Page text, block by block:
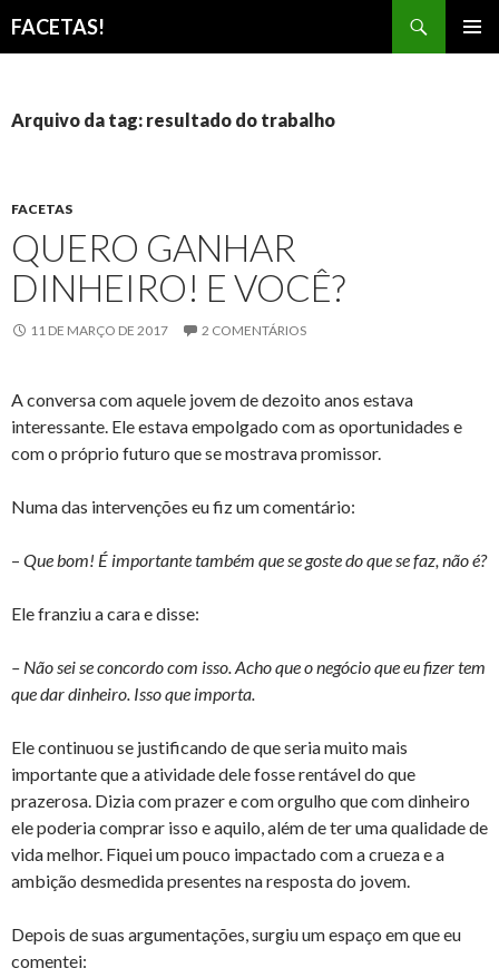
FACETAS!
CONTEÚDO
Arquivo da tag: resultado do trabalho
FACETAS
QUERO GANHAR
DINHEIRO! E VOCÊ?
11 DE MARÇO DE 2017 2 COMENTÁRIOS
A conversa com aquele jovem de dezoito anos estava
interessante. Ele estava empolgado com as oportunidades e
com o próprio futuro que se mostrava promissor.
Numa das intervenções eu fiz um comentário:
– Que bom! É importante também que se goste do que se faz, não é?
Ele franziu a cara e disse:
– Não sei se concordo com isso. Acho que o negócio que eu fizer tem
que dar dinheiro. Isso que importa.
Ele continuou se justificando de que seria muito mais
importante que a atividade dele fosse rentável do que
prazerosa. Dizia com prazer e com orgulho que com dinheiro
ele poderia comprar isso e aquilo, além de ter uma qualidade de
vida melhor. Fiquei um pouco impactado com a crueza e a
ambição desmedida presentes na resposta do jovem.
Depois de suas argumentações, surgiu um espaço em que eu
comentei: